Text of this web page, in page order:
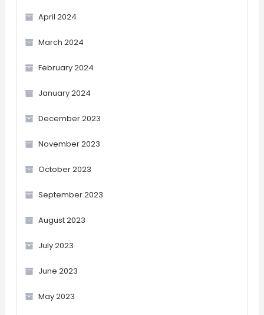
April 2024
March 2024
February 2024
January 2024
December 2023
November 2023
October 2023
September 2023
August 2023
July 2023
June 2023
May 2023